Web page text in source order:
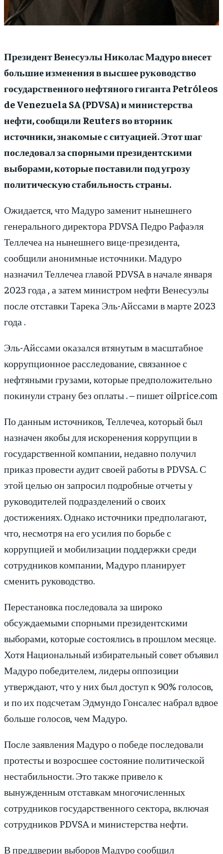
Президент Венесуэлы Николас Мадуро внесет
большие изменения в высшее руководство
государственного нефтяного гиганта Petróleos
de Venezuela SA (PDVSA) и министерства
нефти, сообщили Reuters во вторник
источники, знакомые с ситуацией. Этот шаг
последовал за спорными президентскими
выборами, которые поставили под угрозу
политическую стабильность страны.
Ожидается, что Мадуро заменит нынешнего
генерального директора PDVSA Педро Рафаэля
Теллечеа на нынешнего вице-президента,
сообщили анонимные источники. Мадуро
назначил Теллечеа главой PDVSA в начале января
2023 года , а затем министром нефти Венесуэлы
после отставки Тарека Эль-Айссами в марте 2023
года .
Эль-Айссами оказался втянутым в масштабное
коррупционное расследование, связанное с
нефтяными грузами, которые предположительно
покинули страну без оплаты . – пишет oilprice.com
По данным источников, Теллечеа, который был
назначен якобы для искоренения коррупции в
государственной компании, недавно получил
приказ провести аудит своей работы в PDVSA. С
этой целью он запросил подробные отчеты у
руководителей подразделений о своих
достижениях. Однако источники предполагают,
что, несмотря на его усилия по борьбе с
коррупцией и мобилизации поддержки среди
сотрудников компании, Мадуро планирует
сменить руководство.
Перестановка последовала за широко
обсуждаемыми спорными президентскими
выборами, которые состоялись в прошлом месяце.
Хотя Национальный избирательный совет объявил
Мадуро победителем, лидеры оппозиции
утверждают, что у них был доступ к 90% голосов,
и по их подсчетам Эдмундо Гонсалес набрал вдвое
больше голосов, чем Мадуро.
После заявления Мадуро о победе последовали
протесты и возросшее состояние политической
нестабильности. Это также привело к
вынужденным отставкам многочисленных
сотрудников государственного сектора, включая
сотрудников PDVSA и министерства нефти.
В преддверии выборов Мадуро сообщил